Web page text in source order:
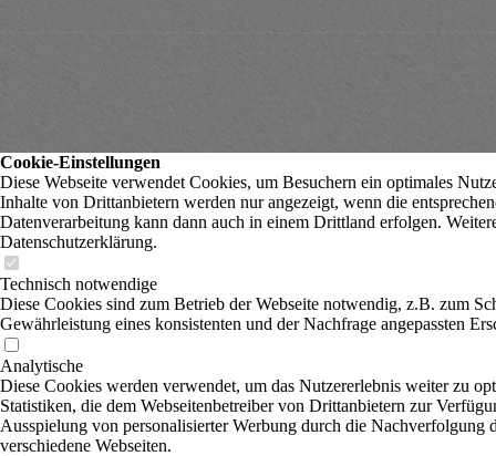
Cookie-Einstellungen
Diese Webseite verwendet Cookies, um Besuchern ein optimales
Inhalte von Drittanbietern werden nur angezeigt, wenn die
Datenverarbeitung kann dann auch in einem Drittland erfolgen.
Datenschutzerklärung.
Technisch notwendige
Diese Cookies sind zum Betrieb der Webseite notwendig, z.B. zum
Gewährleistung eines konsistenten und der Nachfrage angepassten
Analytische
Diese Cookies werden verwendet, um das Nutzererlebnis weiter zu
Statistiken, die dem Webseitenbetreiber von Drittanbietern zur
Ausspielung von personalisierter Werbung durch die Nachverfolgung
verschiedene Webseiten.